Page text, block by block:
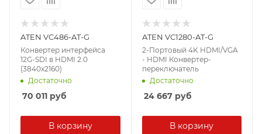
ATEN VC486-AT-G
Конвертер интерфейса
12G-SDI в HDMI 2.0
(3840x2160)
Достаточно
70 011 руб
В корзину
ATEN VC1280-AT-G
2-Портовый 4K HDMI/VGA
- HDMI Конвертер-
переключатель
Достаточно
24 667руб
В корзину